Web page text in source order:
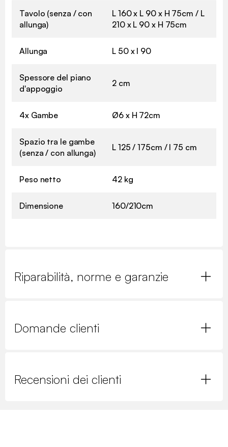
Tavolo (senza / con
allunga)
L 160 x L 90 x H 75cm / L
210 x L 90 x H 75cm
Allunga L 50 x l 90
Spessore del piano
d'appoggio
2 cm
4x Gambe Ø6 x H 72cm
Spazio tra le gambe
(senza / con allunga)
L 125 / 175cm / l 75 cm
Peso netto 42 kg
Dimensione 160/210cm
Riparabilità, norme e garanzie
Domande clienti
Recensioni dei clienti